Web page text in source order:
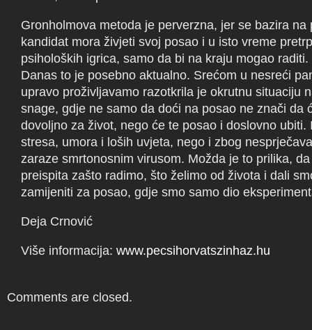
Gronholmova metoda je perverzna, jer se bazira na
kandidat mora živjeti svoj posao i u isto vreme
psiholoških igrica, samo da bi na kraju mogao raditi.
Danas to je posebno aktualno. Srećom u nesreći
upravo proživljavamo razotkrila je okrutnu situaciju
snage, gdje ne samo da doći na posao ne znači da
dovoljno za život, nego će te posao i doslovno ubiti.
stresa, umora i loših uvjeta, nego i zbog
zaraze smrtonosnim virusom. Možda je to prilika,
preispita zašto radimo, što želimo od života i dali
zamijeniti za posao, gdje smo samo dio
Deja Crnović
Više informacija: www.pecsihorvatszinhaz.hu
Comments are closed.